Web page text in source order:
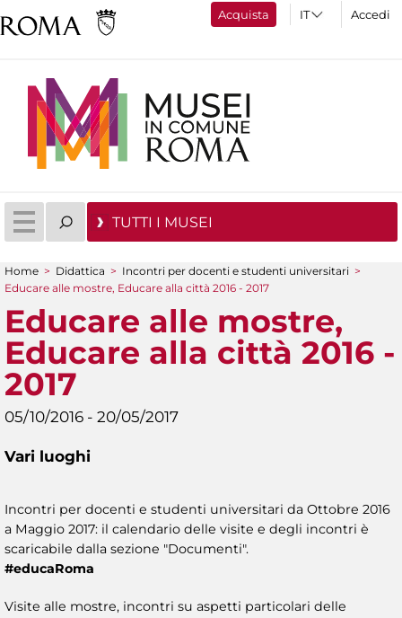
Acquista Accedi
TUTTI I MUSEI
Tu sei qui
Home > Didattica > Incontri per docenti e studenti universitari >
Educare alle mostre, Educare alla città 2016 - 2017
Educare alle mostre,
Educare alla città 2016 -
2017
05/10/2016 - 20/05/2017
Vari luoghi
Incontri per docenti e studenti universitari da Ottobre 2016
a Maggio 2017: il calendario delle visite e degli incontri è
scaricabile dalla sezione "Documenti".
#educaRoma
Visite alle mostre, incontri su aspetti particolari delle